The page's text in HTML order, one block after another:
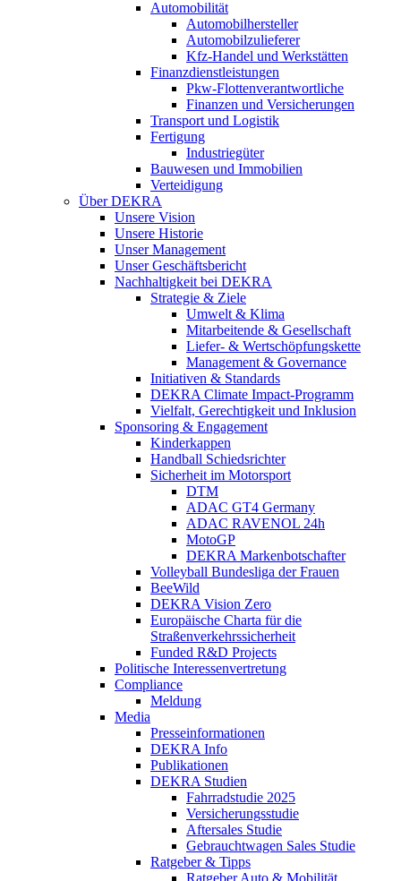
Automobilität
Automobilhersteller
Automobilzulieferer
Kfz-Handel und Werkstätten
Finanzdienstleistungen
Pkw‑Flottenverantwortliche
Finanzen und Versicherungen
Transport und Logistik
Fertigung
Industriegüter
Bauwesen und Immobilien
Verteidigung
Über DEKRA
Unsere Vision
Unsere Historie
Unser Management
Unser Geschäftsbericht
Nachhaltigkeit bei DEKRA
Strategie & Ziele
Umwelt & Klima
Mitarbeitende & Gesellschaft
Liefer- & Wertschöpfungskette
Management & Governance
Initiativen & Standards
DEKRA Climate Impact-Programm
Vielfalt, Gerechtigkeit und Inklusion​
Sponsoring & Engagement
Kinderkappen
Handball Schiedsrichter
Sicherheit im Motorsport
DTM
ADAC GT4 Germany
ADAC RAVENOL 24h
MotoGP
DEKRA Markenbotschafter
Volleyball Bundesliga der Frauen
BeeWild
DEKRA Vision Zero
Europäische Charta für die
Straßenverkehrssicherheit
Funded R&D Projects
Politische Interessenvertretung
Compliance
Meldung
Media
Presseinformationen
DEKRA Info
Publikationen
DEKRA Studien
Fahrradstudie 2025
Versicherungsstudie
Aftersales Studie
Gebrauchtwagen Sales Studie
Ratgeber & Tipps
Ratgeber Auto & Mobilität